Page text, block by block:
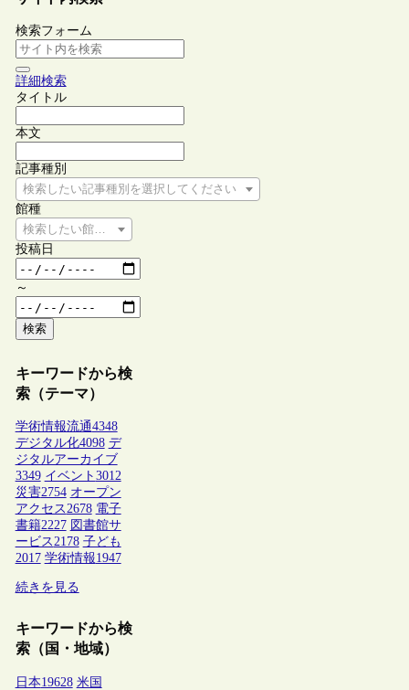
検索フォーム
詳細検索
タイトル
本文
記事種別
検索したい記事種別を選択してください
館種
検索したい館種を選択してください
投稿日
～
検索
キーワードから検
索（テーマ）
学術情報流通4348
デジタル化4098 デ
ジタルアーカイブ
3349 イベント 3012
災害2754 オープン
アクセス2678 電子
書籍2227 図書館サ
ービス2178 子ども
2017 学術情報1947
続きを見る
キーワードから検
索（国・地域）
日本19628 米国